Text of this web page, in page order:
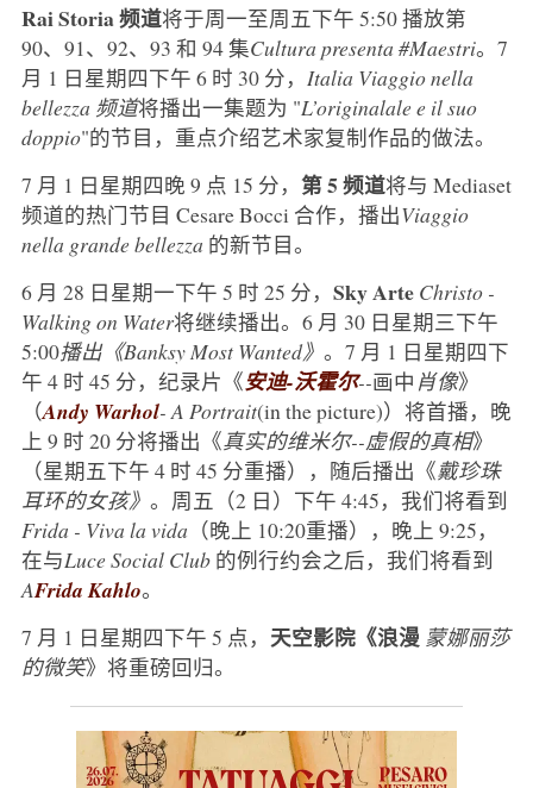
Rai Storia 频道将于周一至周五下午 5:50 播放第
90、91、92、93 和 94 集Cultura presenta #Maestri。7
月 1 日星期四下午 6 时 30 分， Italia Viaggio nella
bellezza 频道将播出一集题为 "L’originalale e il suo
doppio"的节目，重点介绍艺术家复制作品的做法。
7 月 1 日星期四晚 9 点 15 分， 第 5 频道将与 Mediaset
频道的热门节目 Cesare Bocci 合作，播出Viaggio
nella grande bellezza 的新节目。
6 月 28 日星期一下午 5 时 25 分， Sky Arte Christo -
Walking on Water将继续播出。6 月 30 日星期三下午
5:00播出《Banksy Most Wanted》 。7 月 1 日星期四下
午 4 时 45 分，纪录片《安迪-沃霍尔--画中 肖像》
（Andy Warhol- A Portrait(in the picture)）将首播，晚
上 9 时 20 分将播出《真实的维米尔--虚假的真相》
（星期五下午 4 时 45 分重播），随后播出《戴珍珠
耳环的女孩》 。周五（2 日）下午 4:45，我们将看到
Frida - Viva la vida （晚上 10:20重播），晚上 9:25，
在与Luce Social Club的例行约会之后，我们将看到
AFrida Kahlo。
7 月 1 日星期四下午 5 点， 天空影院《浪漫 蒙娜丽莎
的微笑》将重磅回归。